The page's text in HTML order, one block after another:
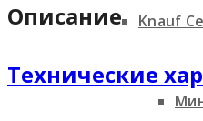
Knauf
Описание
Технические